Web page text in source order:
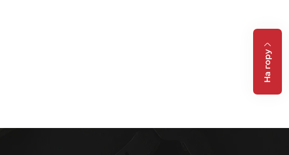
На гору